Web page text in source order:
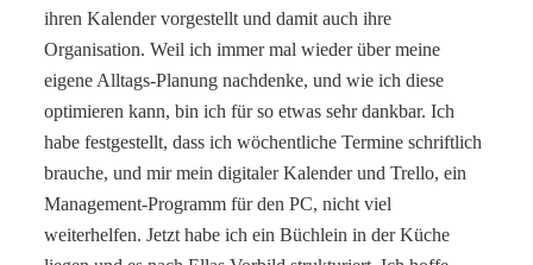
ihren Kalender vorgestellt und damit auch ihre
Organisation. Weil ich immer mal wieder über meine
eigene Alltags-Planung nachdenke, und wie ich diese
optimieren kann, bin ich für so etwas sehr dankbar. Ich
habe festgestellt, dass ich wöchentliche Termine schriftlich
brauche, und mir mein digitaler Kalender und Trello, ein
Management-Programm für den PC, nicht viel
weiterhelfen. Jetzt habe ich ein Büchlein in der Küche